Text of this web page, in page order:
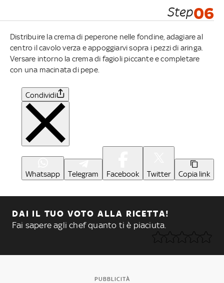
Step06
Distribuire la crema di peperone nelle fondine, adagiare al
centro il cavolo verza e appoggiarvi sopra i pezzi di aringa.
Versare intorno la crema di fagioli piccante e completare
con una macinata di pepe.
Condividi
Whatsapp Telegram Facebook Twitter Copia link
DAI IL TUO VOTO ALLA RICETTA!
Fai sapere agli chef quanto ti è piaciuta.
PUBBLICITÀ